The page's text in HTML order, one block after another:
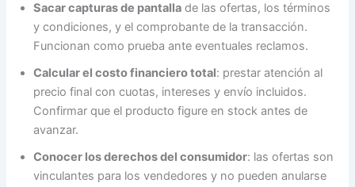
Sacar capturas de pantalla de las ofertas, los términos
y condiciones, y el comprobante de la transacción.
Funcionan como prueba ante eventuales reclamos.
Calcular el costo financiero total: prestar atención al
precio final con cuotas, intereses y envío incluidos.
Confirmar que el producto figure en stock antes de
avanzar.
Conocer los derechos del consumidor: las ofertas son
vinculantes para los vendedores y no pueden anularse